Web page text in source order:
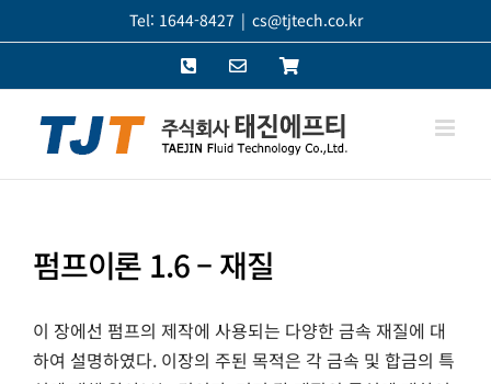
텐
Tel: 1644-8427 | cs@tjtech.co.kr
Phone이
쇼
펌프이론 1.6 – 재질
이 장에선 펌프의 제작에 사용되는 다양한 금속 재질에 대
하여 설명하였다. 이장의 주된 목적은 각 금속 및 합금의 특